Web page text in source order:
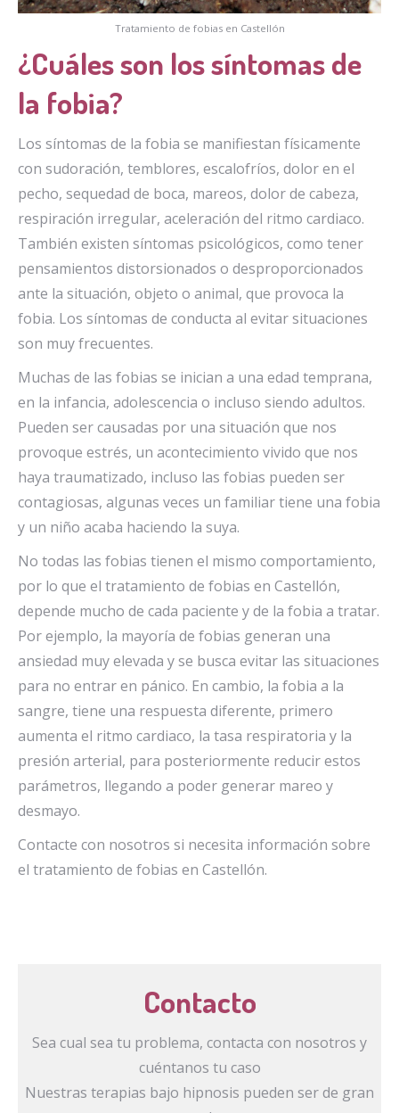
Tratamiento de fobias en Castellón
¿Cuáles son los síntomas de
la fobia?
Los síntomas de la fobia se manifiestan físicamente
con sudoración, temblores, escalofríos, dolor en el
pecho, sequedad de boca, mareos, dolor de cabeza,
respiración irregular, aceleración del ritmo cardiaco.
También existen síntomas psicológicos, como tener
pensamientos distorsionados o desproporcionados
ante la situación, objeto o animal, que provoca la
fobia. Los síntomas de conducta al evitar situaciones
son muy frecuentes.
Muchas de las fobias se inician a una edad temprana,
en la infancia, adolescencia o incluso siendo adultos.
Pueden ser causadas por una situación que nos
provoque estrés, un acontecimiento vivido que nos
haya traumatizado, incluso las fobias pueden ser
contagiosas, algunas veces un familiar tiene una fobia
y un niño acaba haciendo la suya.
No todas las fobias tienen el mismo comportamiento,
por lo que el tratamiento de fobias en Castellón,
depende mucho de cada paciente y de la fobia a tratar.
Por ejemplo, la mayoría de fobias generan una
ansiedad muy elevada y se busca evitar las situaciones
para no entrar en pánico. En cambio, la fobia a la
sangre, tiene una respuesta diferente, primero
aumenta el ritmo cardiaco, la tasa respiratoria y la
presión arterial, para posteriormente reducir estos
parámetros, llegando a poder generar mareo y
desmayo.
Contacte con nosotros si necesita información sobre
el tratamiento de fobias en Castellón.
Contacto
Sea cual sea tu problema, contacta con nosotros y
cuéntanos tu caso
Nuestras terapias bajo hipnosis pueden ser de gran